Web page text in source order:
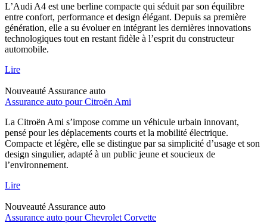
L’Audi A4 est une berline compacte qui séduit par son équilibre
entre confort, performance et design élégant. Depuis sa première
génération, elle a su évoluer en intégrant les dernières innovations
technologiques tout en restant fidèle à l’esprit du constructeur
automobile.
Lire
Nouveauté Assurance auto
Assurance auto pour Citroën Ami
La Citroën Ami s’impose comme un véhicule urbain innovant,
pensé pour les déplacements courts et la mobilité électrique.
Compacte et légère, elle se distingue par sa simplicité d’usage et son
design singulier, adapté à un public jeune et soucieux de
l’environnement.
Lire
Nouveauté Assurance auto
Assurance auto pour Chevrolet Corvette